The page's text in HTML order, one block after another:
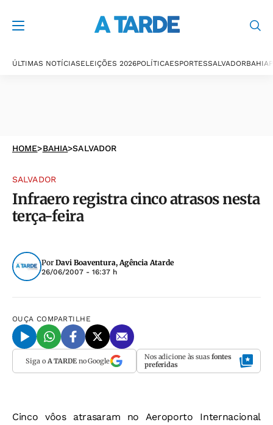
ÚLTIMAS NOTÍCIASELEIÇÕES 2026POLÍTICAESPORTESSALVADORBAHIA
HOME>BAHIA>SALVADOR
SALVADOR
Infraero registra cinco atrasos nesta
terça-feira
Por Davi Boaventura, Agência Atarde
26/06/2007 - 16:37 h
OUÇA COMPARTILHE
Siga o A TARDEno Google Nos adicione às suas fontes
preferidas
Cinco vôos atrasaram no Aeroporto Internacional